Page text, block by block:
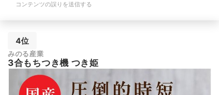
コンテンツの誤りを送信する
4位
みのる産業
3合もちつき機 つき姫